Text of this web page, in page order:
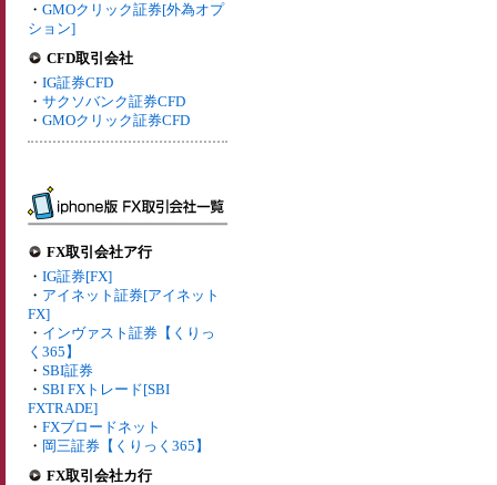
・ GMOクリック証券[外為オプ
ション]
CFD取引会社
・ IG証券CFD
・ サクソバンク証券CFD
・ GMOクリック証券CFD
FX取引会社ア行
・ IG証券[FX]
・ アイネット証券[アイネット
FX]
・ インヴァスト証券【くりっ
く365】
・ SBI証券
・ SBI FXトレード[SBI
FXTRADE]
・ FXブロードネット
・ 岡三証券【くりっく365】
FX取引会社カ行